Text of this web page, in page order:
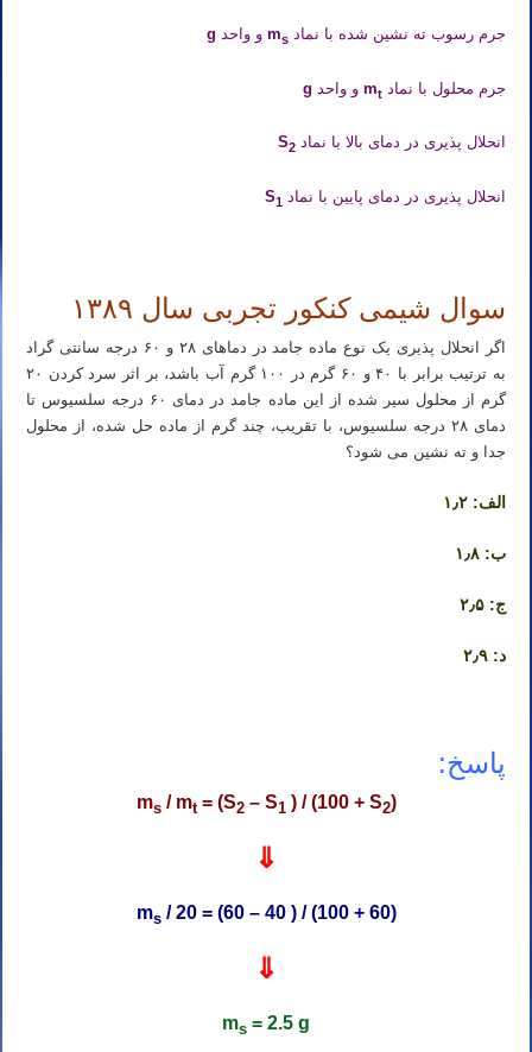
جرم رسوب ته نشین شده با نماد ms و واحد g
جرم محلول با نماد mt و واحد g
انحلال پذیری در دمای بالا با نماد S2
انحلال پذیری در دمای پایین با نماد S1
سوال شیمی کنکور تجربی سال ۱۳۸۹
اگر انحلال پذیری یک نوع ماده جامد در دماهای ۲۸ و ۶۰ درجه سانتی گراد
به ترتیب برابر با ۴۰ و ۶۰ گرم در ۱۰۰ گرم آب باشد، بر اثر سرد کردن ۲۰
گرم از محلول سیر شده از این ماده جامد در دمای ۶۰ درجه سلسیوس تا
دمای ۲۸ درجه سلسیوس، با تقریب، چند گرم از ماده حل شده، از محلول
جدا و ته نشین می شود؟
الف: ۱٫۲
ب: ۱٫۸
ج: ۲٫۵
د: ۲٫۹
پاسخ:
ms/ mt= (S2– S1 ) / (100 + S2)
⇓
ms/ 20 = (60 – 40 ) / (100 + 60)
⇓
ms = 2.5 g